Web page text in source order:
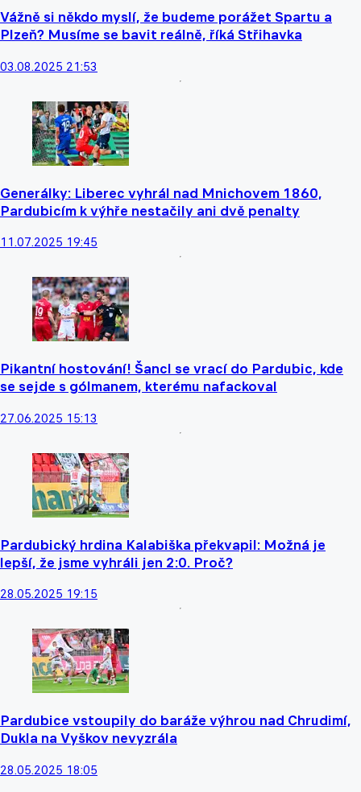
Vážně si někdo myslí, že budeme porážet Spartu a
Plzeň? Musíme se bavit reálně, říká Střihavka
03.08.2025 21:53
Generálky: Liberec vyhrál nad Mnichovem 1860,
Pardubicím k výhře nestačily ani dvě penalty
11.07.2025 19:45
Pikantní hostování! Šancl se vrací do Pardubic, kde
se sejde s gólmanem, kterému nafackoval
27.06.2025 15:13
Pardubický hrdina Kalabiška překvapil: Možná je
lepší, že jsme vyhráli jen 2:0. Proč?
28.05.2025 19:15
Pardubice vstoupily do baráže výhrou nad Chrudimí,
Dukla na Vyškov nevyzrála
28.05.2025 18:05